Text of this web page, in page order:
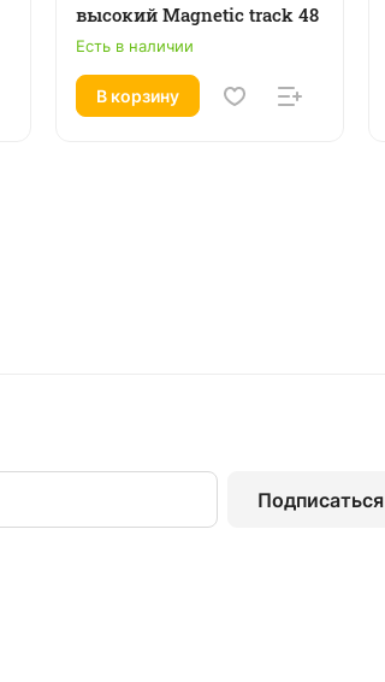
высокий Magnetic track 48
Есть в наличии
В корзину
Подписаться